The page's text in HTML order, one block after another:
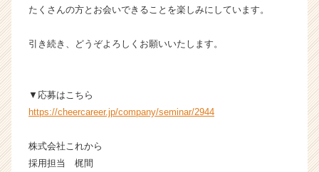
e
C
r）
たくさんの方とお会いできることを楽しみにしています。
引き続き、どうぞよろしくお願いいたします。
▼応募はこちら
https://cheercareer.jp/company/seminar/2944
株式会社これから
採用担当 梶間